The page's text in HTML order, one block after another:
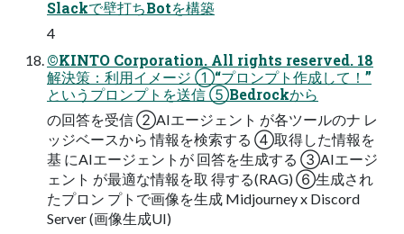
Slackで壁打ちBotを構築
4
©KINTO Corporation. All rights reserved. 18
解決策：利用イメージ ①“プロンプト作成して！”
というプロンプトを送信 ⑤Bedrockから
の回答を受信 ②AIエージェント が各ツールのナ レ
ッジベースから 情報を検索する ④取得した情報を
基 にAIエージェントが 回答を生成する ③AIエージ
ェント が最適な情報を取 得する(RAG) ⑥生成され
たプロン プトで画像を生成 Midjourney x Discord
Server (画像生成UI)